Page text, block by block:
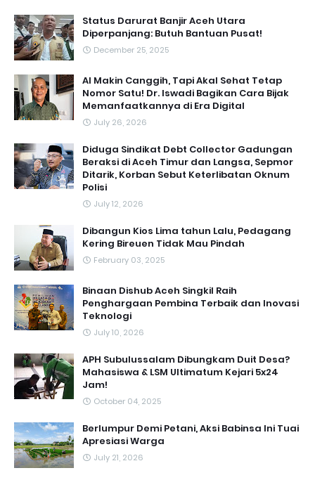
Status Darurat Banjir Aceh Utara
Diperpanjang: Butuh Bantuan Pusat!
December 25, 2025
AI Makin Canggih, Tapi Akal Sehat Tetap
Nomor Satu! Dr. Iswadi Bagikan Cara Bijak
Memanfaatkannya di Era Digital
July 26, 2026
Diduga Sindikat Debt Collector Gadungan
Beraksi di Aceh Timur dan Langsa, Sepmor
Ditarik, Korban Sebut Keterlibatan Oknum
Polisi
July 12, 2026
Dibangun Kios Lima tahun Lalu, Pedagang
Kering Bireuen Tidak Mau Pindah
February 03, 2025
Binaan Dishub Aceh Singkil Raih
Penghargaan Pembina Terbaik dan Inovasi
Teknologi
July 10, 2026
APH Subulussalam Dibungkam Duit Desa?
Mahasiswa & LSM Ultimatum Kejari 5x24
Jam!
October 04, 2025
Berlumpur Demi Petani, Aksi Babinsa Ini Tuai
Apresiasi Warga
July 21, 2026